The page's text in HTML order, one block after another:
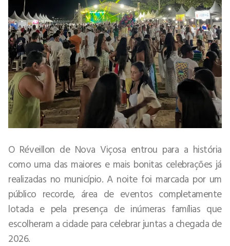
O Réveillon de Nova Viçosa entrou para a história
como uma das maiores e mais bonitas celebrações já
realizadas no município. A noite foi marcada por um
público recorde, área de eventos completamente
lotada e pela presença de inúmeras famílias que
escolheram a cidade para celebrar juntas a chegada de
2026.